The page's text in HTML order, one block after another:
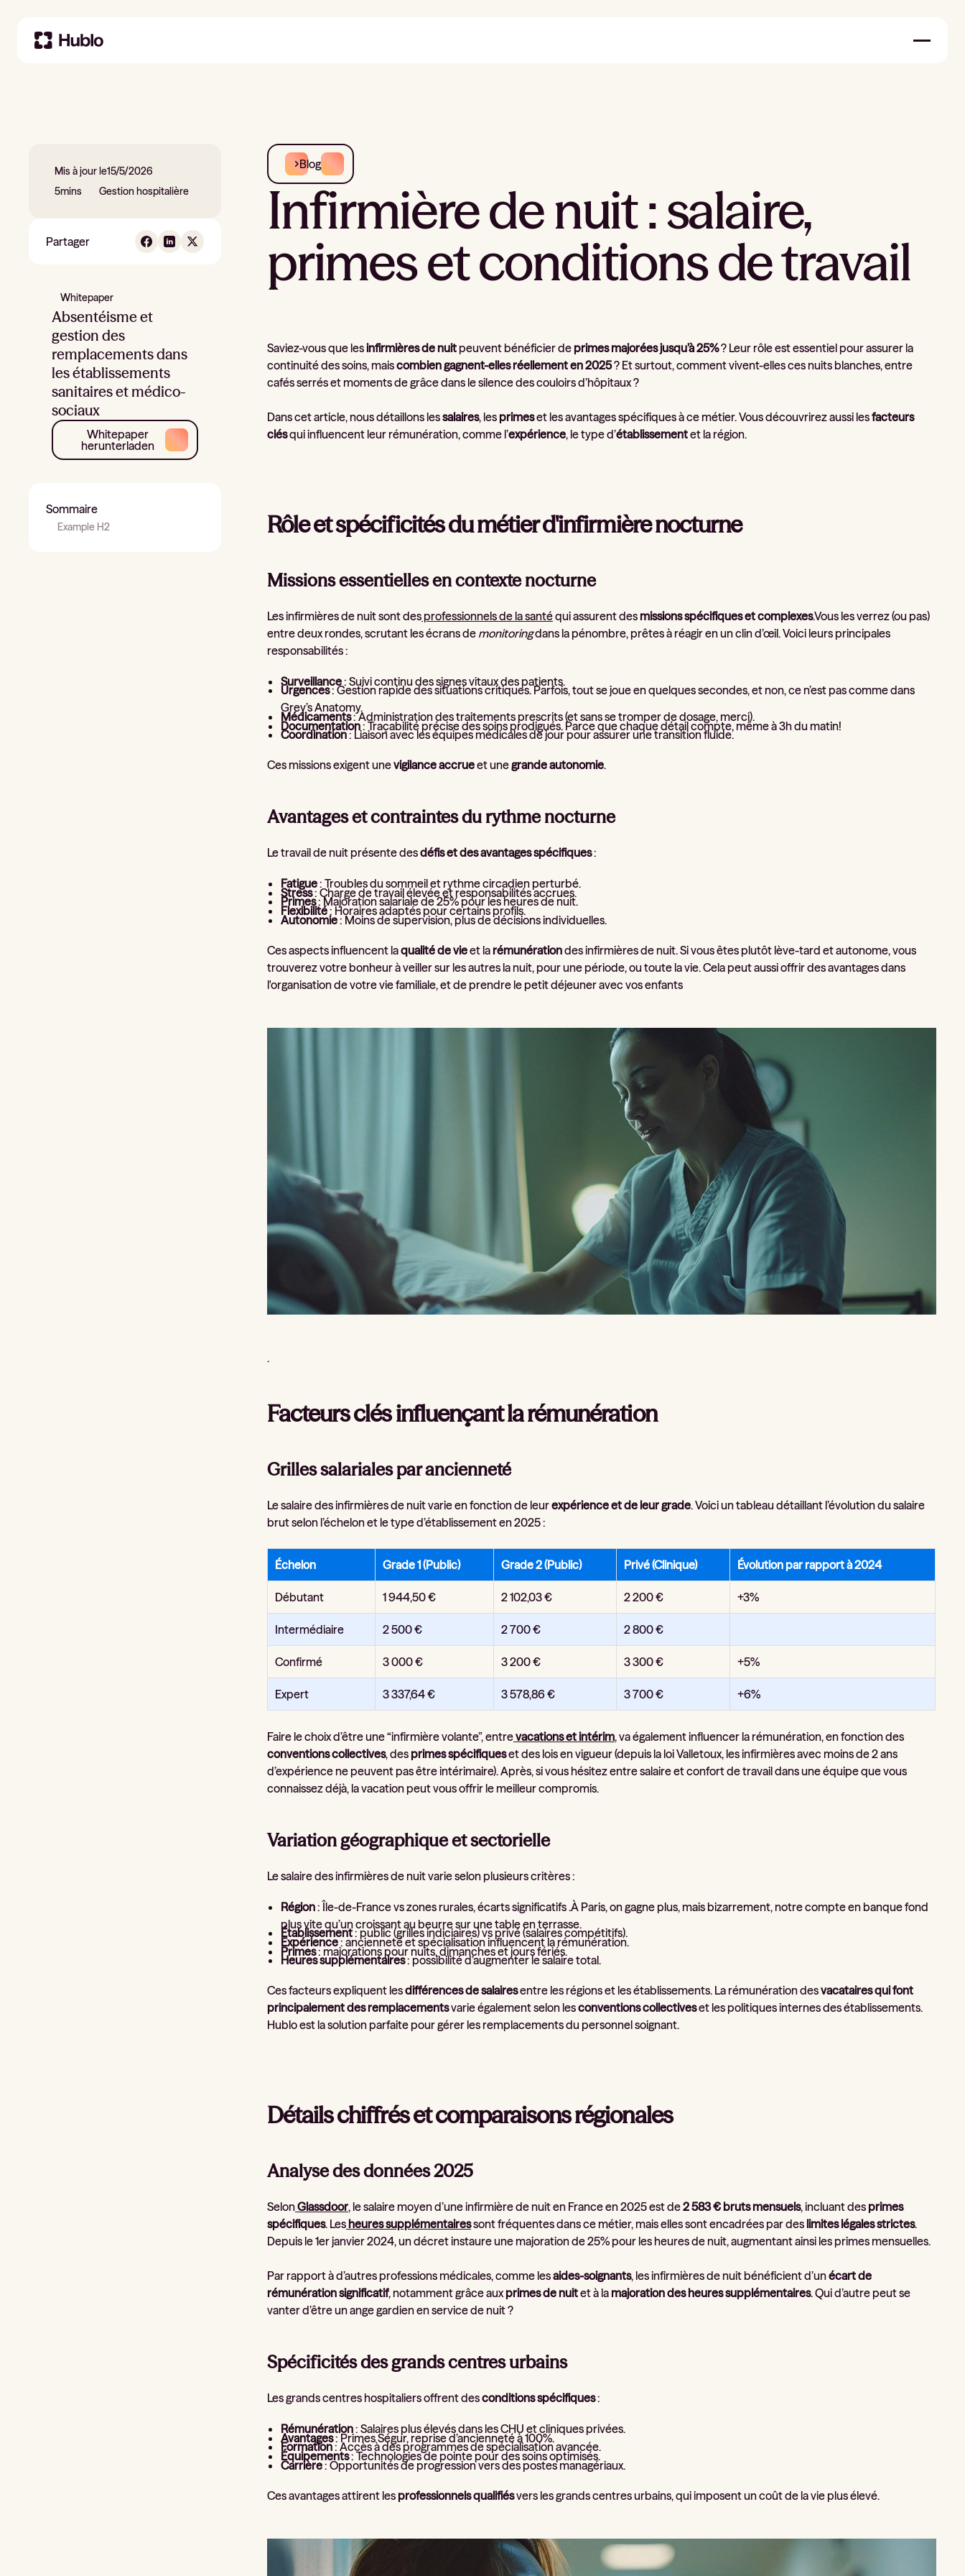
Mis à jour le15/5/2026
5mins Gestion hospitalière
Partager
Whitepaper
Absentéisme et
gestion des
remplacements dans
les établissements
sanitaires et médico-
sociaux
Whitepaper
herunterladen
Sommaire
Example H2
Blog
Infirmière de nuit : salaire,
primes et conditions de travail
Saviez-vous que lesinfirmières de nuitpeuvent bénéficier de primes majorées jusqu’à 25%? Leur rôle est essentiel pour assurer la
continuité des soins, maiscombien gagnent-elles réellement en 2025? Et surtout, comment vivent-elles ces nuits blanches, entre
cafés serrés et moments de grâce dans le silence des couloirs d’hôpitaux ?
Dans cet article, nous détaillons lessalaires, les primeset les avantages spécifiques à ce métier. Vous découvrirez aussi lesfacteurs
clésqui influencent leur rémunération, comme l’expérience, le type d’établissementet la région.
Rôle et spécificités du métier d'infirmière nocturne
Missions essentielles en contexte nocturne
Les infirmières de nuit sont desprofessionnels de la santéqui assurent des missions spécifiques et complexes.Vous les verrez (ou pas)
entre deux rondes, scrutant les écrans de monitoringdans la pénombre, prêtes à réagir en un clin d’œil. Voici leurs principales
responsabilités :
Surveillance: Suivi continu des signes vitaux des patients.
Urgences: Gestion rapide des situations critiques. Parfois, tout se joue en quelques secondes, et non, ce n’est pas comme dans
Grey’s Anatomy.
Médicaments: Administration des traitements prescrits (et sans se tromper de dosage, merci).
Documentation: Traçabilité précise des soins prodigués. Parce que chaque détail compte, même à 3h du matin!
Coordination: Liaison avec les équipes médicales de jour pour assurer une transition fluide.
Ces missions exigent unevigilance accrueet unegrande autonomie.
Avantages et contraintes du rythme nocturne
Le travail de nuit présente desdéfis et des avantages spécifiques:
Fatigue: Troubles du sommeil et rythme circadien perturbé.
Stress: Charge de travail élevée et responsabilités accrues.
Primes: Majoration salariale de 25% pour les heures de nuit.
Flexibilité: Horaires adaptés pour certains profils.
Autonomie: Moins de supervision, plus de décisions individuelles.
Ces aspects influencent laqualité de vieet la rémunérationdes infirmières de nuit. Si vous êtes plutôt lève-tard et autonome, vous
trouverez votre bonheur à veiller sur les autres la nuit, pour une période, ou toute la vie. Cela peut aussi offrir des avantages dans
l'organisation de votre vie familiale, et de prendre le petit déjeuner avec vos enfants
.
Facteurs clés influençant la rémunération
Grilles salariales par ancienneté
Le salaire des infirmières de nuit varie en fonction de leurexpérience et de leur grade. Voici un tableau détaillant l’évolution du salaire
brut selon l’échelon et le type d’établissement en 2025 :
Échelon Grade 1 (Public) Grade 2 (Public) Privé (Clinique) Évolution par rapport à 2024
Débutant 1 944,50 € 2 102,03 € 2 200 € +3%
Intermédiaire 2 500 € 2 700 € 2 800 €
Confirmé 3 000 € 3 200 € 3 300 € +5%
Expert 3 337,64 € 3 578,86 € 3 700 € +6%
Faire le choix d’être une “infirmière volante”, entrevacations et intérim, va également influencer la rémunération, en fonction des
conventions collectives, des primes spécifiqueset des lois en vigueur (depuis la loi Valletoux, les infirmières avec moins de 2 ans
d’expérience ne peuvent pas être intérimaire). Après, si vous hésitez entre salaire et confort de travail dans une équipe que vous
connaissez déjà, la vacation peut vous offrir le meilleur compromis.
Variation géographique et sectorielle
Le salaire des infirmières de nuit varie selon plusieurs critères :
Région: Île-de-France vs zones rurales, écarts significatifs .À Paris, on gagne plus, mais bizarrement, notre compte en banque fond
plus vite qu’un croissant au beurre sur une table en terrasse.
Établissement: public (grilles indiciaires) vs privé (salaires compétitifs).
Expérience: ancienneté et spécialisation influencent la rémunération.
Primes: majorations pour nuits, dimanches et jours fériés.
Heures supplémentaires: possibilité d’augmenter le salaire total.
Ces facteurs expliquent lesdifférences de salairesentre les régions et les établissements. La rémunération desvacataires qui font
principalement des remplacementsvarie également selon lesconventions collectiveset les politiques internes des établissements.
Hublo est la solution parfaite pour gérer les remplacements du personnel soignant.
Détails chiffrés et comparaisons régionales
Analyse des données 2025
SelonGlassdoor, le salaire moyen d’une infirmière de nuit en France en 2025 est de2 583 € bruts mensuels, incluant des primes
spécifiques. Les heures supplémentairessont fréquentes dans ce métier, mais elles sont encadrées par des limites légales strictes.
Depuis le 1er janvier 2024, un décret instaure une majoration de 25% pour les heures de nuit, augmentant ainsi les primes mensuelles.
Par rapport à d’autres professions médicales, comme lesaides-soignants, les infirmières de nuit bénéficient d’unécart de
rémunération significatif, notamment grâce auxprimes de nuitet à la majoration des heures supplémentaires. Qui d’autre peut se
vanter d’être un ange gardien en service de nuit ?
Spécificités des grands centres urbains
Les grands centres hospitaliers offrent desconditions spécifiques:
Rémunération: Salaires plus élevés dans les CHU et cliniques privées.
Avantages: Primes Ségur, reprise d’ancienneté à 100%.
Formation: Accès à des programmes de spécialisation avancée.
Équipements: Technologies de pointe pour des soins optimisés.
Carrière: Opportunités de progression vers des postes managériaux.
Ces avantages attirent les professionnels qualifiésvers les grands centres urbains, qui imposent un coût de la vie plus élevé.